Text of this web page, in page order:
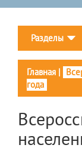
Разделы
Главная |
года